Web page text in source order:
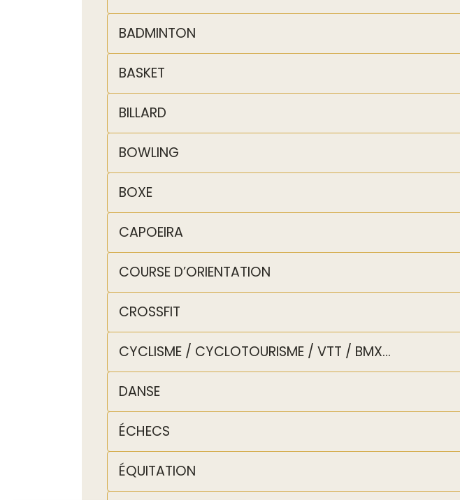
BADMINTON
BASKET
BILLARD
BOWLING
BOXE
CAPOEIRA
COURSE D’ORIENTATION
CROSSFIT
CYCLISME / CYCLOTOURISME / VTT / BMX...
DANSE
ÉCHECS
ÉQUITATION